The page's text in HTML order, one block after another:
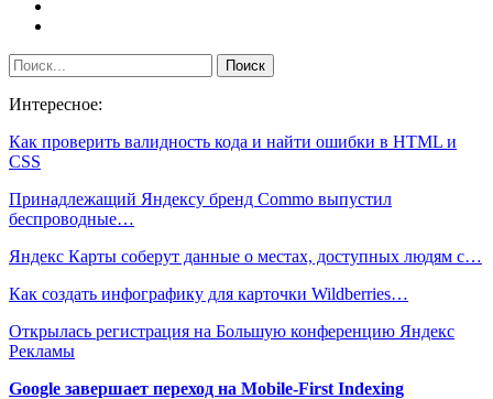
Интересное:
Как проверить валидность кода и найти ошибки в HTML и
CSS
Принадлежащий Яндексу бренд Commo выпустил
беспроводные…
Яндекс Карты соберут данные о местах, доступных людям с…
Как создать инфографику для карточки Wildberries…
Открылась регистрация на Большую конференцию Яндекс
Рекламы
Google завершает переход на Mobile-First Indexing